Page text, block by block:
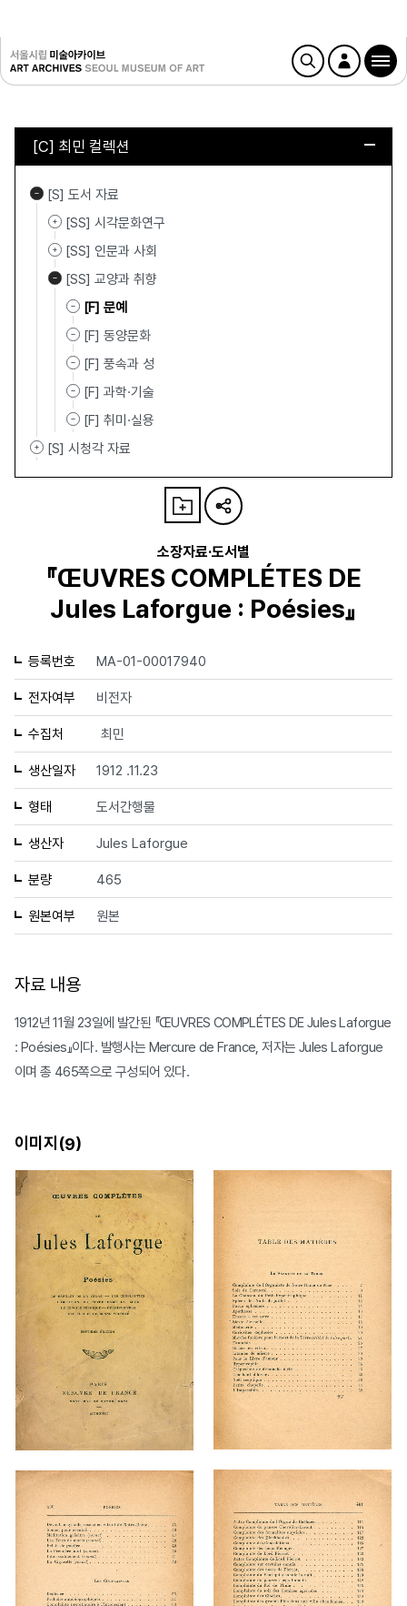
[C] 최민 컬렉션
[S] 도서 자료
[SS] 시각문화연구
[SS] 인문과 사회
[SS] 교양과 취향
[F] 문예
[F] 동양문화
[F] 풍속과 성
[F] 과학·기술
[F] 취미·실용
[S] 시청각 자료
소장자료·도서별
『ŒUVRES COMPLÉTES DE
Jules Laforgue : Poésies』
등록번호 MA-01-00017940
전자여부 비전자
수집처 최민
생산일자 1912 .11.23
형태 도서간행물
생산자 Jules Laforgue
분량 465
원본여부 원본
자료 내용
1912년 11월 23일에 발간된 『ŒUVRES COMPLÉTES DE Jules Laforgue
: Poésies』이다. 발행사는 Mercure de France, 저자는 Jules Laforgue
이며 총 465쪽으로 구성되어 있다.
이미지(9)